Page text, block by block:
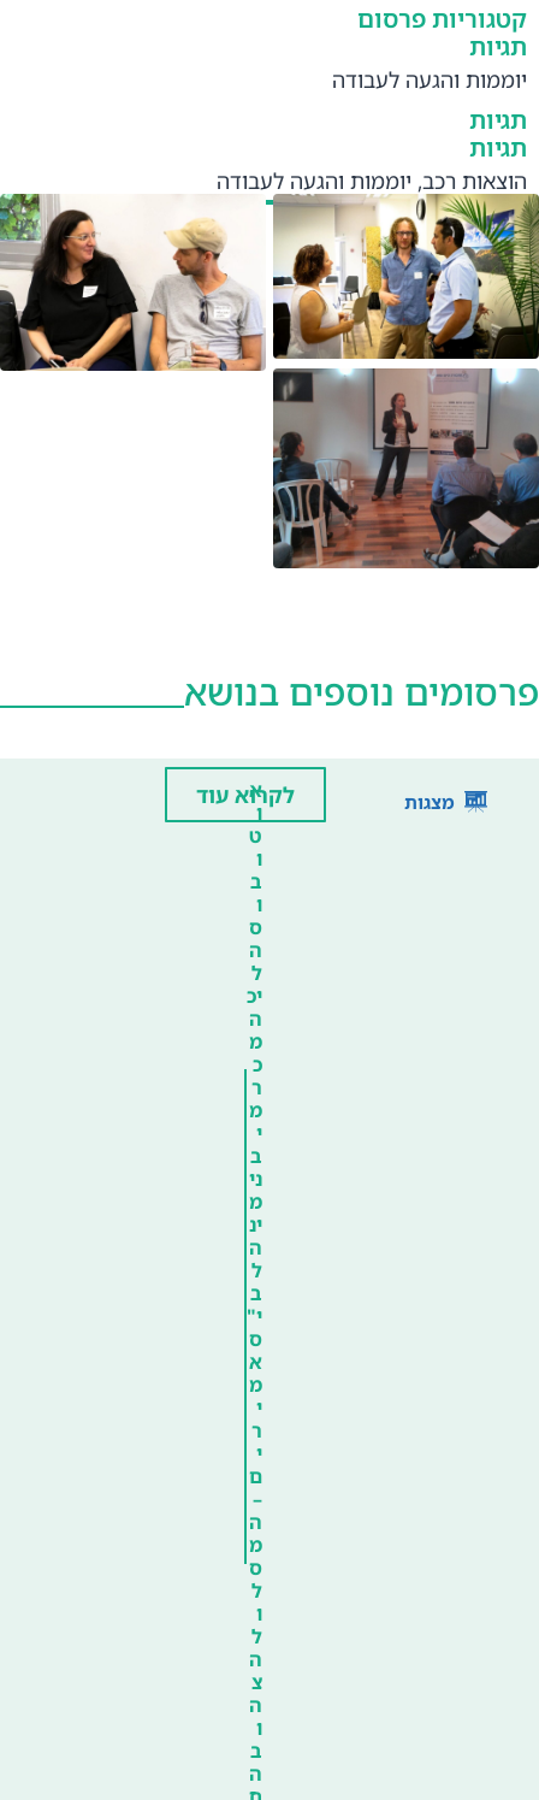
קטגוריות פרסום
תגיות
יוממות והגעה לעבודה
תגיות
תגיות
הוצאות רכב, יוממות והגעה לעבודה
פרסומים נוספים בנושא
מצגות
א
ו
ט
ו
ב
ו
ס
ה
ל
יכ
ה
מ
כ
ר
מ
י
ב
ני
מ
ינ
ה
ל
ב
י"
ס
א
מ
י
ר
י
ם
–
ה
מ
ס
ל
ו
ל
ה
צ
ה
ו
ב
ה
לקרוא עוד